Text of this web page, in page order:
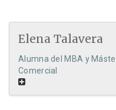
Elena Talavera
Alumna del MBA y
Comercial